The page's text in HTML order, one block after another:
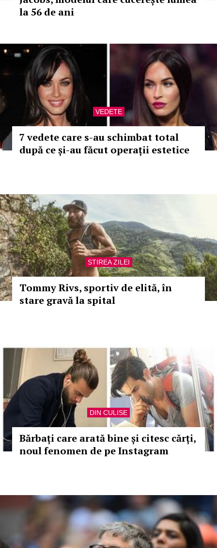
la 56 de ani
VEDETE
7 vedete care s-au schimbat total
după ce și-au făcut operații estetice
STIREA ZILEI
Tommy Rivs, sportiv de elită, în
stare gravă la spital
DIN CULISE
Bărbați care arată bine și citesc cărți,
noul fenomen de pe Instagram